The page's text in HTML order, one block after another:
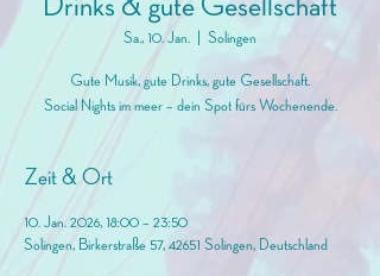
Sa., 10. Jan. Solingen
Gute Musik, gute Drinks, gute Gesellschaft.
Social Nights im meer – dein Spot fürs Wochenende.
Zeit & Ort
10. Jan. 2026, 18:00 – 23:50
Solingen, Birkerstraße 57, 42651 Solingen, Deutschland